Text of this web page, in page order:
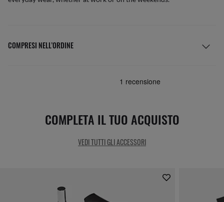
COMPRESI NELL’ORDINE
COMPLETA IL TUO ACQUISTO
VEDI TUTTI GLI ACCESSORI